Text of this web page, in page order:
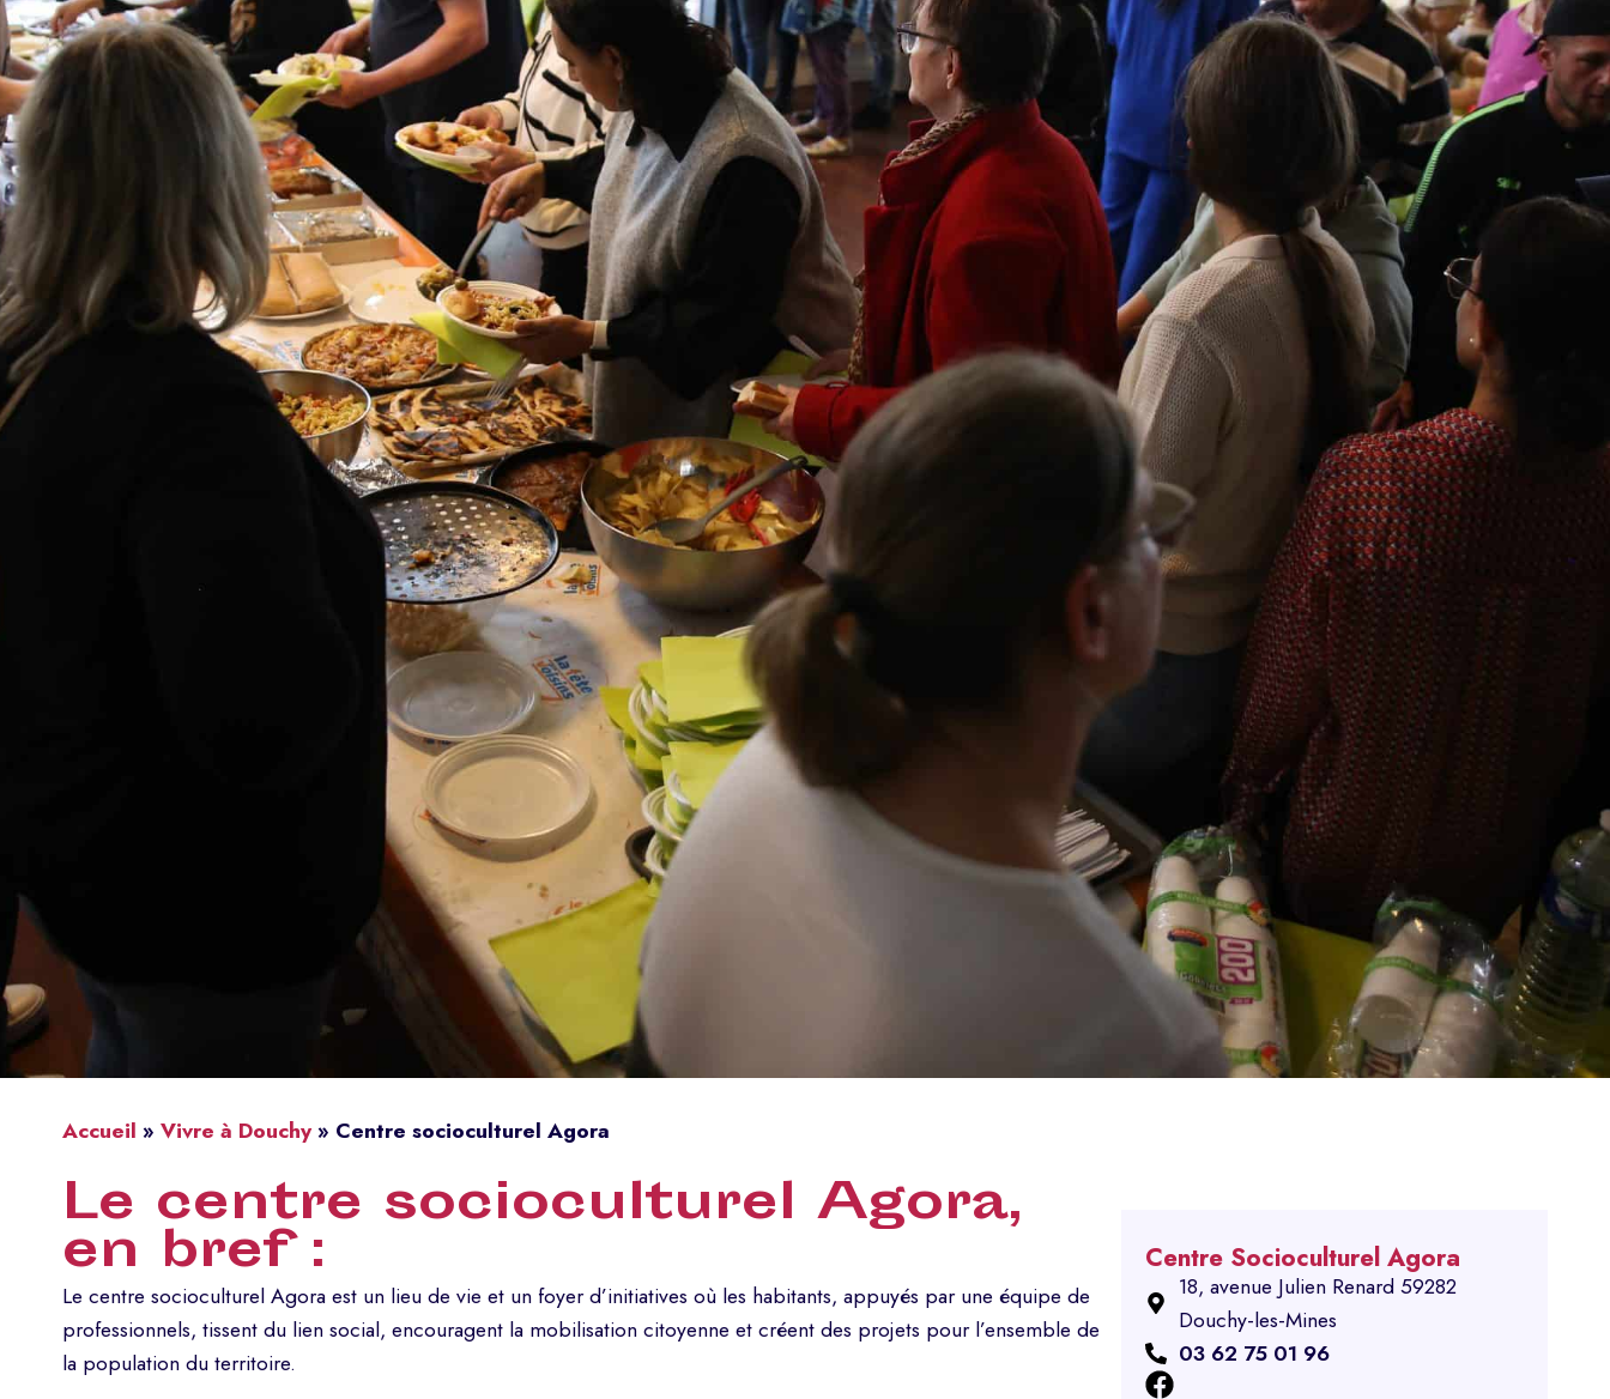
Accueil » Vivre à Douchy» Centre socioculturel Agora
Le centre socioculturel Agora,
en bref :
Le centre socioculturel Agora est un lieu de vie et un foyer d’initiatives où les habitants, appuyés par une équipe de
professionnels, tissent du lien social, encouragent la mobilisation citoyenne et créent des projets pour l’ensemble de
la population du territoire.
Centre Socioculturel Agora
18, avenue Julien Renard 59282
Douchy-les-Mines
03 62 75 01 96